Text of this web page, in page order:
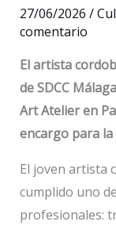
27/06/2026 /
comentario
El artista
de SDCC
Art Atelier en
encargo para
El joven artista
cumplido uno
profesionales: